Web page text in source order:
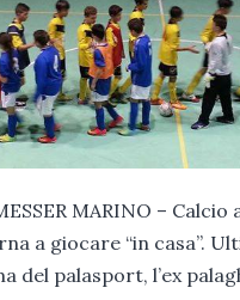
MARINO – Calcio
a giocare “in casa”.
del palasport, l’ex